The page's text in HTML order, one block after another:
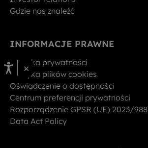
Gdzie nas znaleźć
INFORMACJE PRAWNE
Polityka prywatności
Polityka plików cookies
Oświadczenie o dostępności
Centrum preferencji prywatności
Rozporządzenie GPSR (UE) 2023/988
Data Act Policy
×